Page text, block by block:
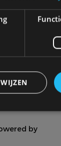
AutoRAI.nl
by
Functioneel